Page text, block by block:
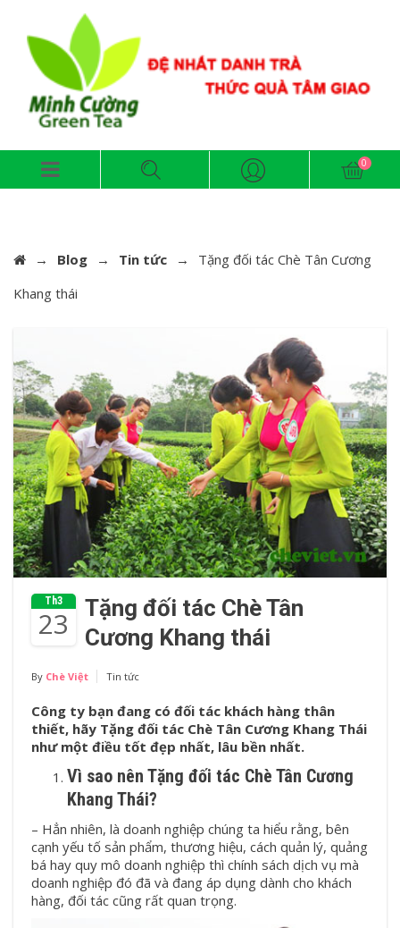
→ Blog → Tin tức →
Tặng đối tác Chè Tân Cương
Khang thái
Th3
23
Tặng đối tác Chè Tân
Cương Khang thái
By Chè Việt Tin tức
Công ty bạn đang có đối tác khách hàng thân
thiết, hãy Tặng đối tác Chè Tân Cương Khang Thái
như một điều tốt đẹp nhất, lâu bền nhất.
Vì sao nên Tặng đối tác Chè Tân Cương
Khang Thái?
– Hẳn nhiên, là doanh nghiệp chúng ta hiểu rằng, bên
cạnh yếu tố sản phẩm, thương hiệu, cách quản lý, quảng
bá hay quy mô doanh nghiệp thì chính sách dịch vụ mà
doanh nghiệp đó đã và đang áp dụng dành cho khách
hàng, đối tác cũng rất quan trọng.